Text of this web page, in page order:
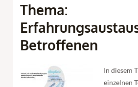
Thema:
Betroffenen
In diesem
einzelnen